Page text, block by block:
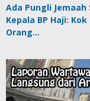
Ada Pungli
Kepala BP Haji:
Orang…